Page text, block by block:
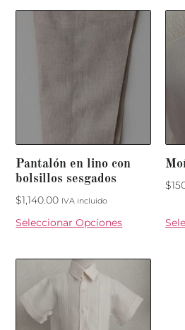
Pantalón en lino con
bolsillos sesgados
$1,140.00 IVA incluido
Seleccionar Opciones
$